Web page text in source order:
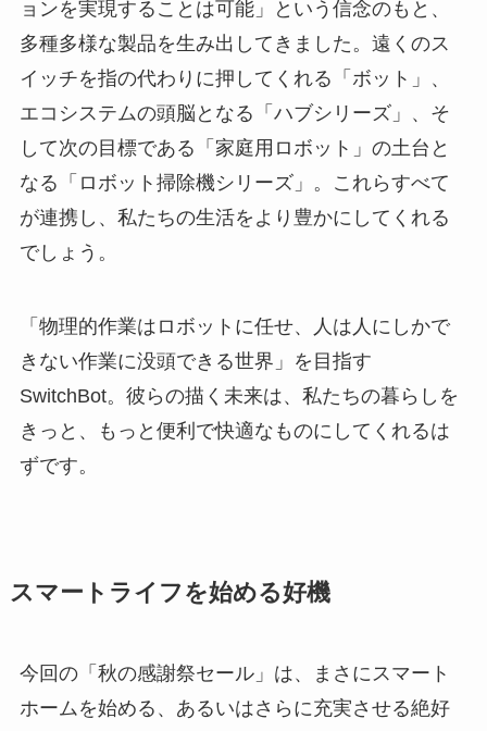
ョンを実現することは可能」という信念のもと、
多種多様な製品を生み出してきました。遠くのス
イッチを指の代わりに押してくれる「ボット」、
エコシステムの頭脳となる「ハブシリーズ」、そ
して次の目標である「家庭用ロボット」の土台と
なる「ロボット掃除機シリーズ」。これらすべて
が連携し、私たちの生活をより豊かにしてくれる
でしょう。
「物理的作業はロボットに任せ、人は人にしかで
きない作業に没頭できる世界」を目指す
SwitchBot。彼らの描く未来は、私たちの暮らしを
きっと、もっと便利で快適なものにしてくれるは
ずです。
スマートライフを始める好機
今回の「秋の感謝祭セール」は、まさにスマート
ホームを始める、あるいはさらに充実させる絶好